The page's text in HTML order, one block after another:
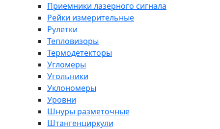
Приемники лазерного сигнала
Рейки измерительные
Рулетки
Тепловизоры
Термодетекторы
Угломеры
Угольники
Уклономеры
Уровни
Шнуры разметочные
Штангенциркули